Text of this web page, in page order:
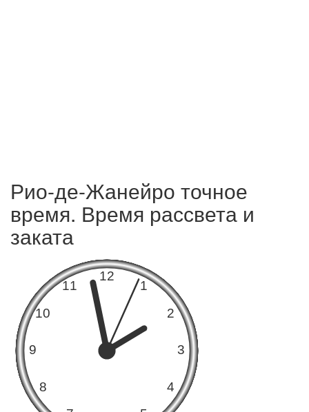
Рио-де-Жанейро точное
время. Время рассвета и
заката